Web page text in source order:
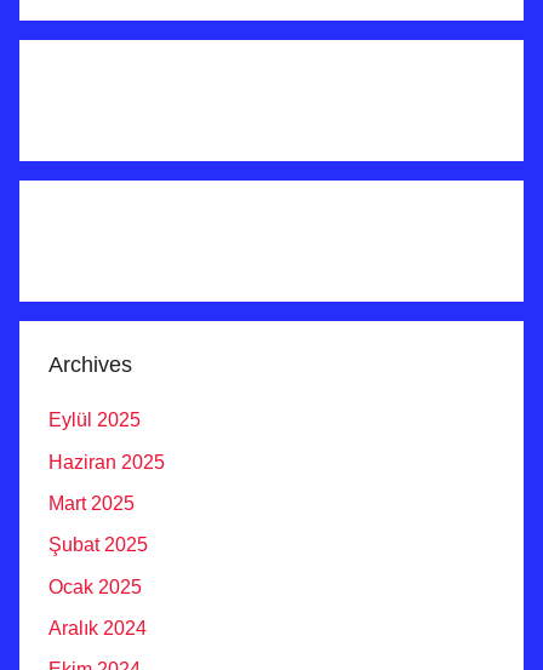
Archives
Eylül 2025
Haziran 2025
Mart 2025
Şubat 2025
Ocak 2025
Aralık 2024